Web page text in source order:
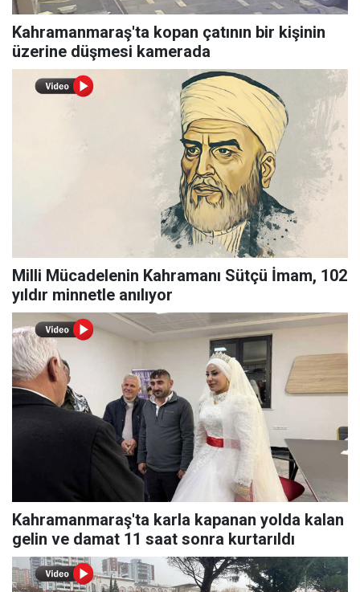
Kahramanmaraş'ta kopan çatının bir kişinin
üzerine düşmesi kamerada
Milli Mücadelenin Kahramanı Sütçü İmam, 102
yıldır minnetle anılıyor
Kahramanmaraş'ta karla kapanan yolda kalan
gelin ve damat 11 saat sonra kurtarıldı